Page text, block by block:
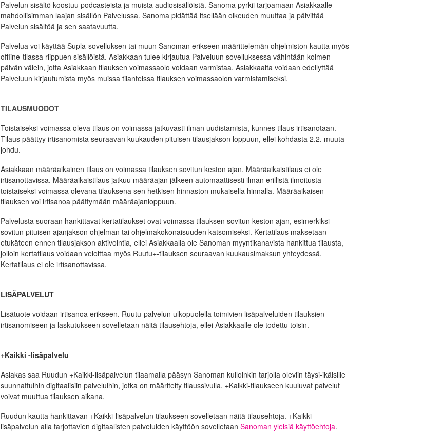
Palvelun sisältö koostuu podcasteista ja muista audiosisällöistä. Sanoma pyrkii tarjoamaan Asiakkaalle
mahdollisimman laajan sisällön Palvelussa. Sanoma pidättää itsellään oikeuden muuttaa ja päivittää
Palvelun sisältöä ja sen saatavuutta.
Palvelua voi käyttää Supla-sovelluksen tai muun Sanoman erikseen määrittelemän ohjelmiston kautta myös
offline-tilassa riippuen sisällöistä. Asiakkaan tulee kirjautua Palveluun sovelluksessa vähintään kolmen
päivän välein, jotta Asiakkaan tilauksen voimassaolo voidaan varmistaa. Asiakkaalta voidaan edellyttää
Palveluun kirjautumista myös muissa tilanteissa tilauksen voimassaolon varmistamiseksi.
TILAUSMUODOT
Toistaiseksi voimassa oleva tilaus on voimassa jatkuvasti ilman uudistamista, kunnes tilaus irtisanotaan.
Tilaus päättyy irtisanomista seuraavan kuukauden pituisen tilausjakson loppuun, ellei kohdasta 2.2. muuta
johdu.
Asiakkaan määräaikainen tilaus on voimassa tilauksen sovitun keston ajan. Määräaikaistilaus ei ole
irtisanottavissa. Määräaikaistilaus jatkuu määräajan jälkeen automaattisesti ilman erillistä ilmoitusta
toistaiseksi voimassa olevana tilauksena sen hetkisen hinnaston mukaisella hinnalla. Määräaikaisen
tilauksen voi irtisanoa päättymään määräajanloppuun.
Palvelusta suoraan hankittavat kertatilaukset ovat voimassa tilauksen sovitun keston ajan, esimerkiksi
sovitun pituisen ajanjakson ohjelman tai ohjelmakokonaisuuden katsomiseksi. Kertatilaus maksetaan
etukäteen ennen tilausjakson aktivointia, ellei Asiakkaalla ole Sanoman myyntikanavista hankittua tilausta,
jolloin kertatilaus voidaan veloittaa myös Ruutu+-tilauksen seuraavan kuukausimaksun yhteydessä.
Kertatilaus ei ole irtisanottavissa.
LISÄPALVELUT
Lisätuote voidaan irtisanoa erikseen. Ruutu-palvelun ulkopuolella toimivien lisäpalveluiden tilauksien
irtisanomiseen ja laskutukseen sovelletaan näitä tilausehtoja, ellei Asiakkaalle ole todettu toisin.
+Kaikki -lisäpalvelu
Asiakas saa Ruudun +Kaikki-lisäpalvelun tilaamalla pääsyn Sanoman kulloinkin tarjolla oleviin täysi-ikäisille
suunnattuihin digitaalisiin palveluihin, jotka on määritelty tilaussivulla. +Kaikki-tilaukseen kuuluvat palvelut
voivat muuttua tilauksen aikana.
Ruudun kautta hankittavan +Kaikki-lisäpalvelun tilaukseen sovelletaan näitä tilausehtoja. +Kaikki-
lisäpalvelun alla tarjottavien digitaalisten palveluiden käyttöön sovelletaan Sanoman yleisiä käyttöehtoja.